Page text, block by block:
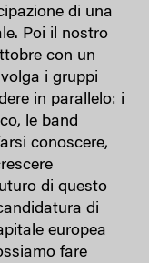
di una
Poi il nostro
con un
i gruppi
in parallelo: i
le band
conoscere,
di questo
di
europea
fare